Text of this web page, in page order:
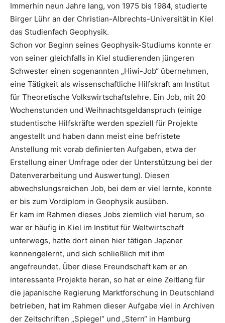
Immerhin neun Jahre lang, von 1975 bis 1984, studierte
Birger Lühr an der Christian-Albrechts-Universität in Kiel
das Studienfach Geophysik.
Schon vor Beginn seines Geophysik-Studiums konnte er
von seiner gleichfalls in Kiel studierenden jüngeren
Schwester einen sogenannten „Hiwi-Job“ übernehmen,
eine Tätigkeit als wissenschaftliche Hilfskraft am Institut
für Theoretische Volkswirtschaftslehre. Ein Job, mit 20
Wochenstunden und Weihnachtsgeldanspruch (einige
studentische Hilfskräfte werden speziell für Projekte
angestellt und haben dann meist eine befristete
Anstellung mit vorab definierten Aufgaben, etwa der
Erstellung einer Umfrage oder der Unterstützung bei der
Datenverarbeitung und Auswertung). Diesen
abwechslungsreichen Job, bei dem er viel lernte, konnte
er bis zum Vordiplom in Geophysik ausüben.
Er kam im Rahmen dieses Jobs ziemlich viel herum, so
war er häufig in Kiel im Institut für Weltwirtschaft
unterwegs, hatte dort einen hier tätigen Japaner
kennengelernt, und sich schließlich mit ihm
angefreundet. Über diese Freundschaft kam er an
interessante Projekte heran, so hat er eine Zeitlang für
die japanische Regierung Marktforschung in Deutschland
betrieben, hat im Rahmen dieser Aufgabe viel in Archiven
der Zeitschriften „Spiegel“ und „Stern“ in Hamburg